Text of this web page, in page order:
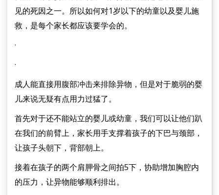
见的死因之一。所以如何对1岁以下的幼童以及婴儿施
救，是每个家长都应该要学会的。
·
·
成人能直接用腹部冲击来排除异物，但是对于脆弱的婴
儿来说无疑有点用力过猛了。
首先对于还不能站立的婴儿或幼童，我们可以让他们趴
在我们的前臂上，家长用手支撑着孩子的下巴与颈部，
让孩子头朝下，背部朝上。
接着在孩子的两个肩胛骨之间拍5下，协助增加胸腔内
的压力，让异物能够顺利排出。